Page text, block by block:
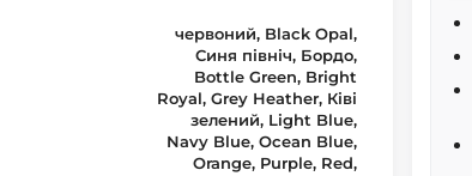
червоний, Black Opal, Синя північ, Бордо, Bottle Green, Bright Royal, Grey Heather, Ківі зелений, Light Blue, Navy Blue, Ocean Blue, Orange, Purple, Red, Sweet Pink, UA (Голубой/Желтый), UA (Желтый/Голубой), White, White (Вышивка Косметолог), White (Вышивка Стоматолог), Yelow, Антрацит, Антрацит камуфляж/Черный, Антрацит/Білий, Армійський зелений, Армейский зеленый камуфляж, Армейский зеленый/Белый, Асфальт/Белый, Баклажан, Бежевый, Бежевый тропик, Бело-лавандовый/Лаванда, Бело-небесный/Белый, Бело-розовый/Белый, Белые Цветы, Білий, Белый, 3-4 рост, Белый, 5-6 рост, Белый/Баклажан, Белый/Белый, Білий/Бірюза, Белый/Бордо,